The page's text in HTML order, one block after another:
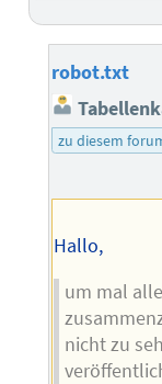
robot.txt
zu diesem
Hallo,
um mal
nicht zu